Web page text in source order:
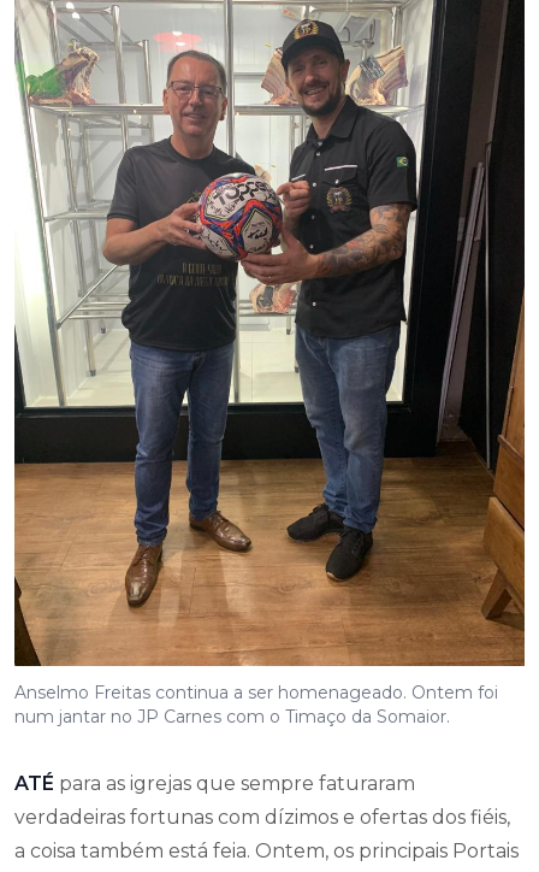
Anselmo Freitas continua a ser homenageado. Ontem foi
num jantar no JP Carnes com o Timaço da Somaior.
ATÉ para as igrejas que sempre faturaram
verdadeiras fortunas com dízimos e ofertas dos fiéis,
a coisa também está feia. Ontem, os principais Portais